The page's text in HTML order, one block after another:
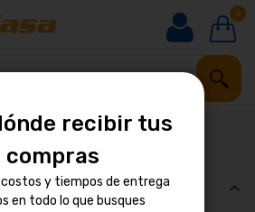
0
MOTOR
recibir tus
compras
costos y tiempos de entrega
en todo lo que busques